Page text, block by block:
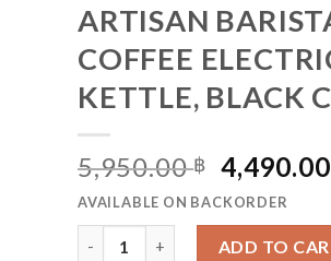
ARTISAN
COFFEE
KETTLE, BLACK
5,950.00฿
PRICE
WAS:
5,950.00
4,490.00
AVAILABLE ON BACKORDER
ADD TO